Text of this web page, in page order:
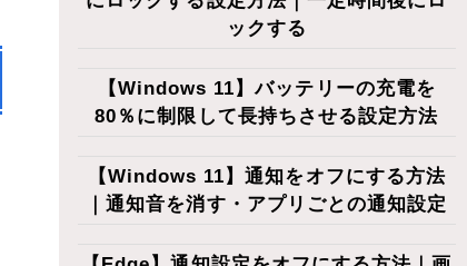
ックする
【Windows 11】バッテリーの充電を
80％に制限して長持ちさせる設定方法
【Windows 11】通知をオフにする方法
｜通知音を消す・アプリごとの通知設定